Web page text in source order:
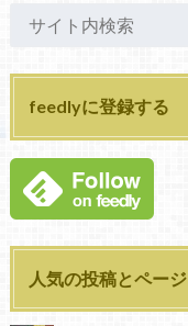
feedlyに登録する
人気の投稿とページ